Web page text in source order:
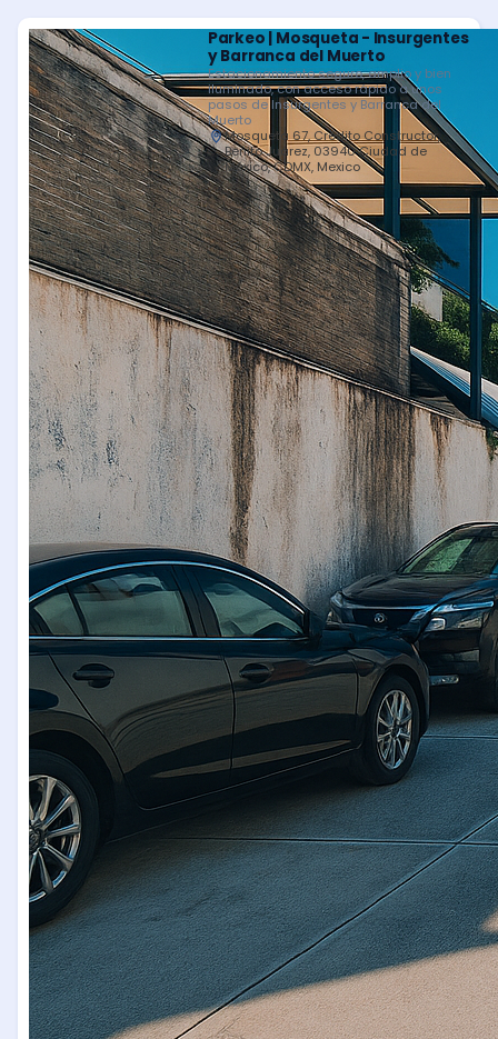
Parkeo | Mosqueta - Insurgentes
y Barranca del Muerto
Estacionamiento seguro, amplio y bien
iluminado, con acceso rápido a unos
pasos de Insurgentes y Barranca del
Muerto
Mosqueta 67, Crédito Constructor,
Benito Juárez, 03940 Ciudad de
México, CDMX, Mexico